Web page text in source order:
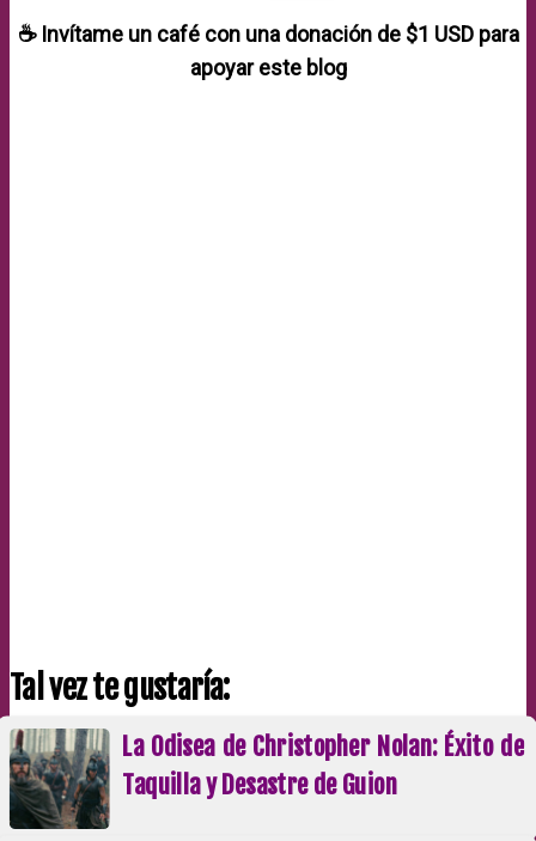
☕ Invítame un café con una donación de $1 USDpara
apoyar este blog
Tal vez te gustaría:
La Odisea de Christopher Nolan: Éxito de
Taquilla y Desastre de Guion